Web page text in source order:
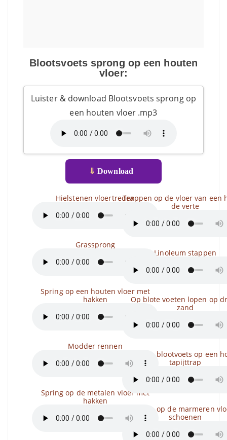
Blootsvoets sprong op een houten
vloer:
Luister & download Blootsvoets sprong op
een houten vloer .mp3
⇓ Download
Hielstenen vloertreden
Grassprong
Spring op een houten vloer met
hakken
Modder rennen
Spring op de metalen vloer met
hakken
Trappen op de vloer van een
de verte
Linoleum stappen
Op blote voeten lopen op
zand
Stappen blootvoets op een
tapijttrap
Rennen op de marmeren
schoenen